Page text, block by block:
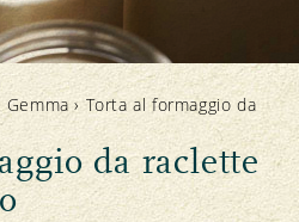
ES
Gemma ›Torta al formaggio da
da raclette